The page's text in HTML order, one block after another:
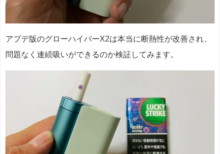
アプデ版のグローハイパーX2は本当に断熱性が改善され、
問題なく連続吸いができるのか検証してみます。